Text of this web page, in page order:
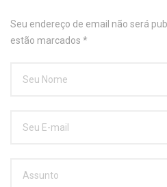
Seu endereço de email não será
estão marcados *